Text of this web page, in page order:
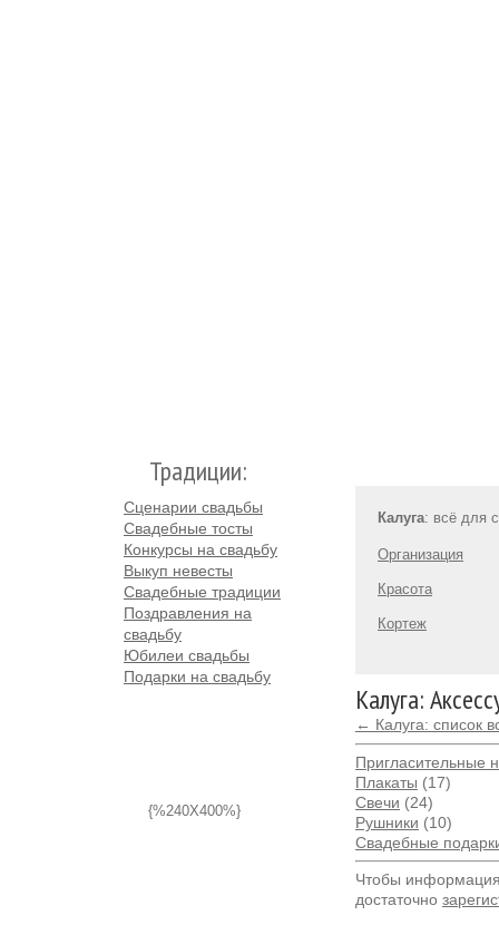
Традиции:
Сценарии свадьбы
Свадебные тосты
Конкурсы на свадьбу
Выкуп невесты
Свадебные традиции
Поздравления на
свадьбу
Юбилеи свадьбы
Подарки на свадьбу
{%240X400%}
Калуга: всё для
Организация
Красота
Кортеж
Калуга:
← Калуга: список
Пригласительные
Плакаты (17)
Свечи (24)
Рушники (10)
Свадебные
Чтобы
достаточно